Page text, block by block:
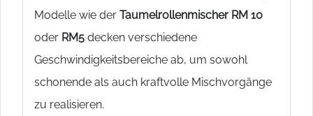
Modelle wie der Taumelrollenmischer RM 10
oder RM5 decken verschiedene
Geschwindigkeitsbereiche ab, um sowohl
schonende als auch kraftvolle Mischvorgänge
zu realisieren.